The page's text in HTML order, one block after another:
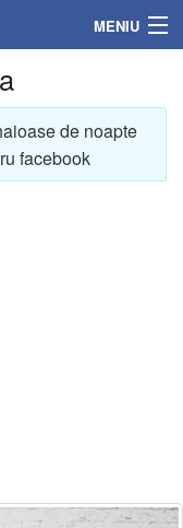
MENIU
de noapte
facebook